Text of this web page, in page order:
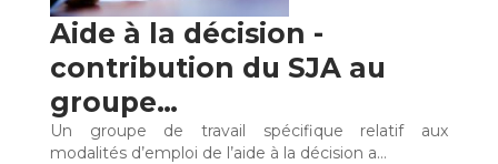
Aide à la décision -
contribution du SJA au
groupe…
Un groupe de travail spécifique relatif aux
modalités d’emploi de l’aide à la décision a…